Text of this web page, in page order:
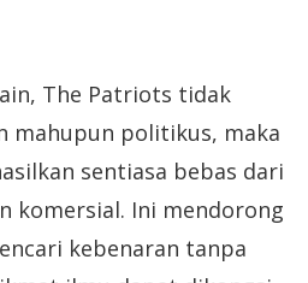
The Patriots tidak
mahupun politikus, maka
sentiasa bebas dari
komersial. Ini mendorong
kebenaran tanpa